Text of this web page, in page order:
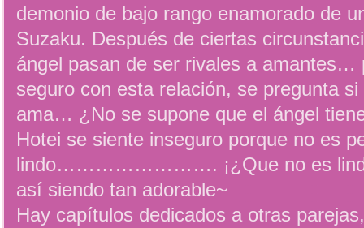
demonio de bajo rango enamorado de
Suzaku. Después de ciertas
ángel pasan de ser rivales a amantes…
seguro con esta relación, se pregunta
ama… ¿No se supone que el ángel
Hotei se siente inseguro porque no es
lindo……………………. ¡¿Que no es
así siendo tan adorable~
Hay capítulos dedicados a otras